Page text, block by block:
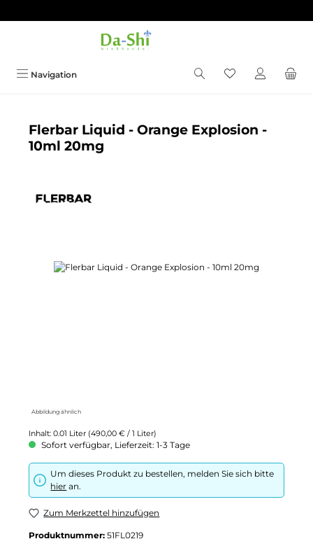
Navigation Du hast 0
Flerbar Liquid - Orange Explosion -
10ml 20mg
Bildergalerie überspringen
Abbildung ähnlich
Inhalt: 0.01 Liter (490,00 € / 1 Liter)
Sofort verfügbar, Lieferzeit: 1-3 Tage
Um dieses Produkt zu bestellen, melden Sie sich bitte
hier an.
Zum Merkzettel hinzufügen
Produktnummer: 51FL0219